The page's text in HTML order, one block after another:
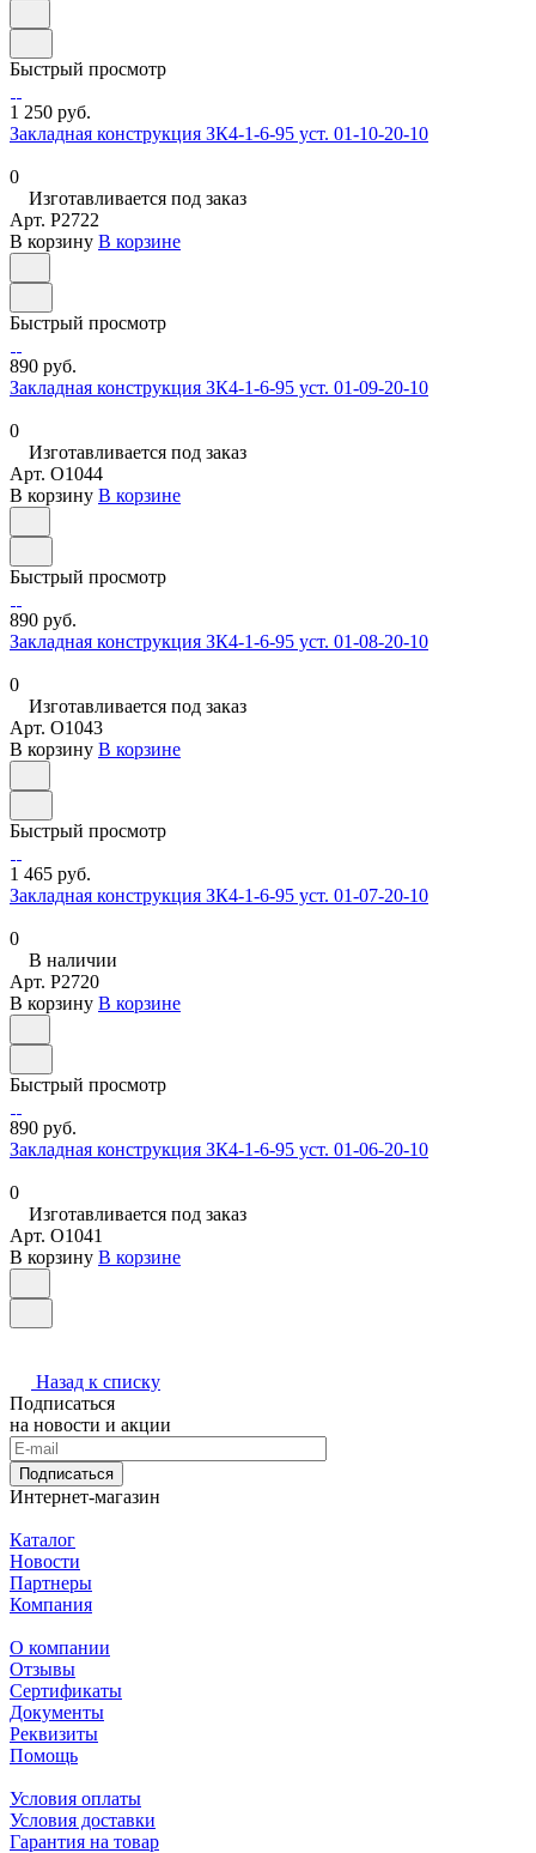
Быстрый просмотр
1 250 руб.
Закладная конструкция ЗК4-1-6-95 уст. 01-10-20-10
0
Изготавливается под заказ
Арт. P2722
В корзину В корзине
Быстрый просмотр
890 руб.
Закладная конструкция ЗК4-1-6-95 уст. 01-09-20-10
0
Изготавливается под заказ
Арт. O1044
В корзину В корзине
Быстрый просмотр
890 руб.
Закладная конструкция ЗК4-1-6-95 уст. 01-08-20-10
0
Изготавливается под заказ
Арт. O1043
В корзину В корзине
Быстрый просмотр
1 465 руб.
Закладная конструкция ЗК4-1-6-95 уст. 01-07-20-10
0
В наличии
Арт. P2720
В корзину В корзине
Быстрый просмотр
890 руб.
Закладная конструкция ЗК4-1-6-95 уст. 01-06-20-10
0
Изготавливается под заказ
Арт. O1041
В корзину В корзине
Назад к списку
Подписаться
на новости и акции
Подписаться
Интернет-магазин
Каталог
Новости
Партнеры
Компания
О компании
Отзывы
Сертификаты
Документы
Реквизиты
Помощь
Условия оплаты
Условия доставки
Гарантия на товар